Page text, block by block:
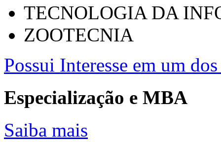
TECNOLOGIA DA
ZOOTECNIA
Possui Interesse em um
Especialização e MBA
Saiba mais